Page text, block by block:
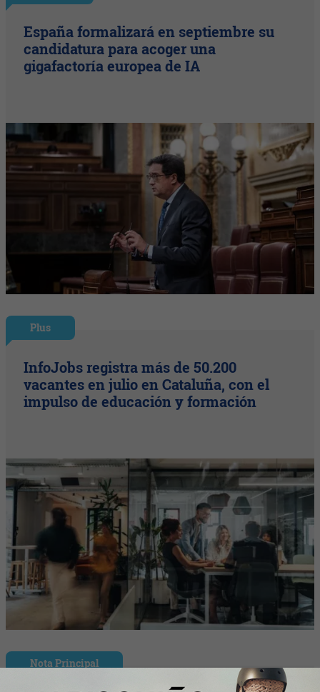
España formalizará en septiembre su
candidatura para acoger una
gigafactoría europea de IA
Plus
InfoJobs registra más de 50.200
vacantes en julio en Cataluña, con el
impulso de educación y formación
Nota Principal